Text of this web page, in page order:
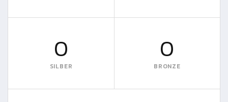
0
SILBER
0
BRONZE